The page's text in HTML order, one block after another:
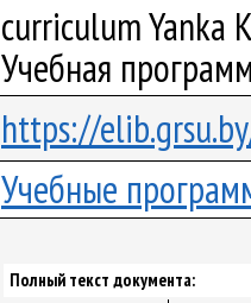
curriculum Yanka
Учебная
https://
Учебные
Полный текст документа: